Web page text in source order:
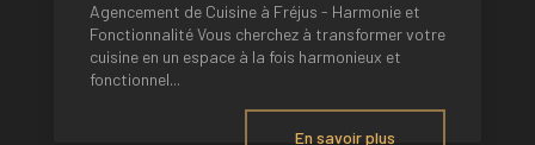
Agencement de Cuisine à Fréjus - Harmonie et
Fonctionnalité Vous cherchez à transformer votre
cuisine en un espace à la fois harmonieux et
fonctionnel...
En savoir plus